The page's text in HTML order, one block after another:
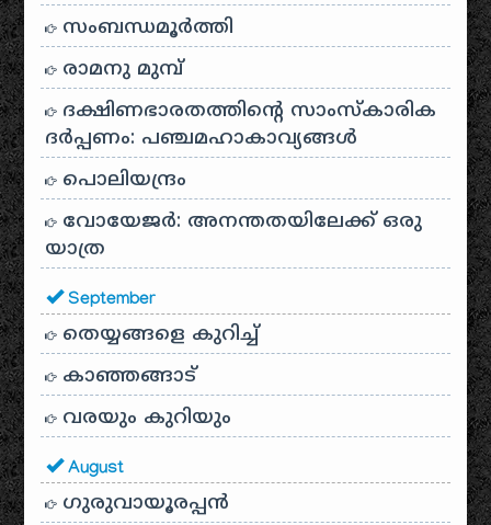
സംബന്ധമൂർത്തി
രാമനു മുമ്പ്
ദക്ഷിണഭാരതത്തിൻ്റെ സാംസ്കാരിക
ദർപ്പണം: പഞ്ചമഹാകാവ്യങ്ങൾ
പൊലിയന്ദ്രം
വോയേജർ: അനന്തതയിലേക്ക് ഒരു
യാത്ര
September
തെയ്യങ്ങളെ കുറിച്ച്
കാഞ്ഞങ്ങാട്
വരയും കുറിയും
August
ഗുരുവായൂരപ്പൻ